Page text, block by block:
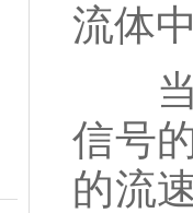
流体
当
信号
的流